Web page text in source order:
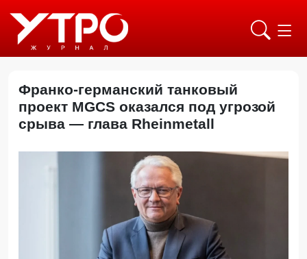
Франко-германский танковый
проект MGCS оказался под угрозой
срыва — глава Rheinmetall